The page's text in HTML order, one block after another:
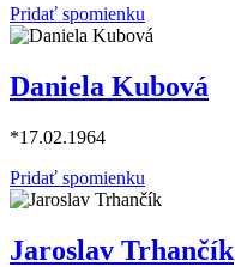
Pridať spomienku
Daniela Kubová
*17.02.1964
Pridať spomienku
Jaroslav Trhančík